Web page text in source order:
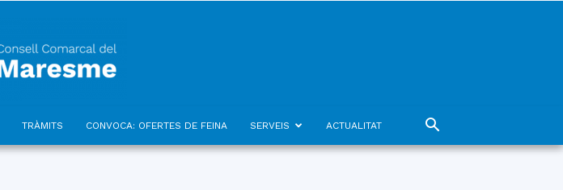
TRÀMITS CONVOCA: OFERTES DE FEINA SERVEIS ACTUALITAT